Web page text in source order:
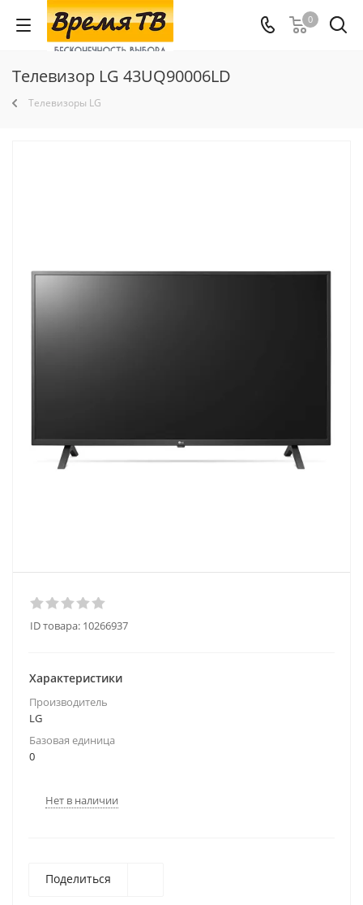
0
Телевизор LG 43UQ90006LD
Телевизоры LG
ID товара: 10266937
Характеристики
Производитель
LG
Базовая единица
0
Нет в наличии
Поделиться